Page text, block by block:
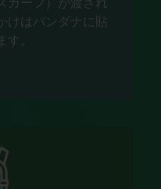
けはバンダナに貼
。